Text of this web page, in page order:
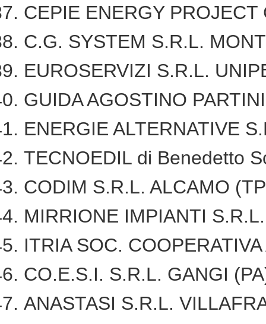
CEPIE ENERGY
C.G. SYSTEM S.R.L.
EUROSERVIZI S.R.L.
GUIDA AGOSTINO
ENERGIE ALTERNATIVE
TECNOEDIL di Benedetto
CODIM S.R.L. ALCAMO
MIRRIONE IMPIANTI
ITRIA SOC.
CO.E.S.I. S.R.L. GANGI
ANASTASI S.R.L.